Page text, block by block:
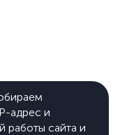
адрес и
работы сайта и